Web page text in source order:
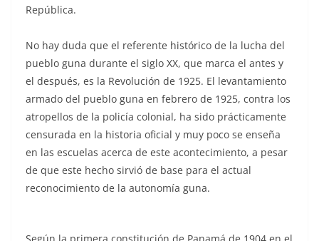
República.
No hay duda que el referente histórico de la lucha del
pueblo guna durante el siglo XX, que marca el antes y
el después, es la Revolución de 1925. El levantamiento
armado del pueblo guna en febrero de 1925, contra los
atropellos de la policía colonial, ha sido prácticamente
censurada en la historia oficial y muy poco se enseña
en las escuelas acerca de este acontecimiento, a pesar
de que este hecho sirvió de base para el actual
reconocimiento de la autonomía guna.